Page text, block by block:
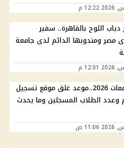
اللوح بالقاهرة.. سفير
مصر ومندوبها الدائم لدى جامعة
تنسيق الجامعات 2026..موعد غلق موقع تسجيل
وعدد الطلاب المسجلين وما يحدث